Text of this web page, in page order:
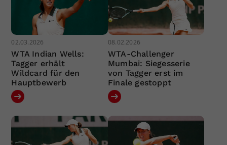
02.03.2026
WTA Indian Wells:
Tagger erhält
Wildcard für den
Hauptbewerb
08.02.2026
WTA-Challenger
Mumbai: Siegesserie
von Tagger erst im
Finale gestoppt